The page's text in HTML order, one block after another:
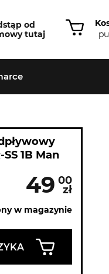
od
tutaj
1B Man
49 00
zł
w magazynie